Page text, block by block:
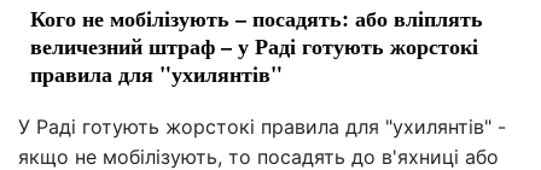
Кого не мобілізують – посадять: або вліплять
величезний штраф – у Раді готують жорстокі
правила для "ухилянтів"
У Раді готують жорстокі правила для "ухилянтів" -
якщо не мобілізують, то посадять до в'яхниці або